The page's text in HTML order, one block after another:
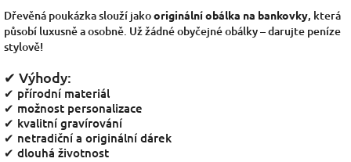
Dřevěná poukázka slouží jakooriginální obálka na bankovky, která
působí luxusně a osobně. Už žádné obyčejné obálky – darujte peníze
stylově!
✔ Výhody:
✔ přírodní materiál
✔ možnost personalizace
✔ kvalitní gravírování
✔ netradiční a originální dárek
✔ dlouhá životnost